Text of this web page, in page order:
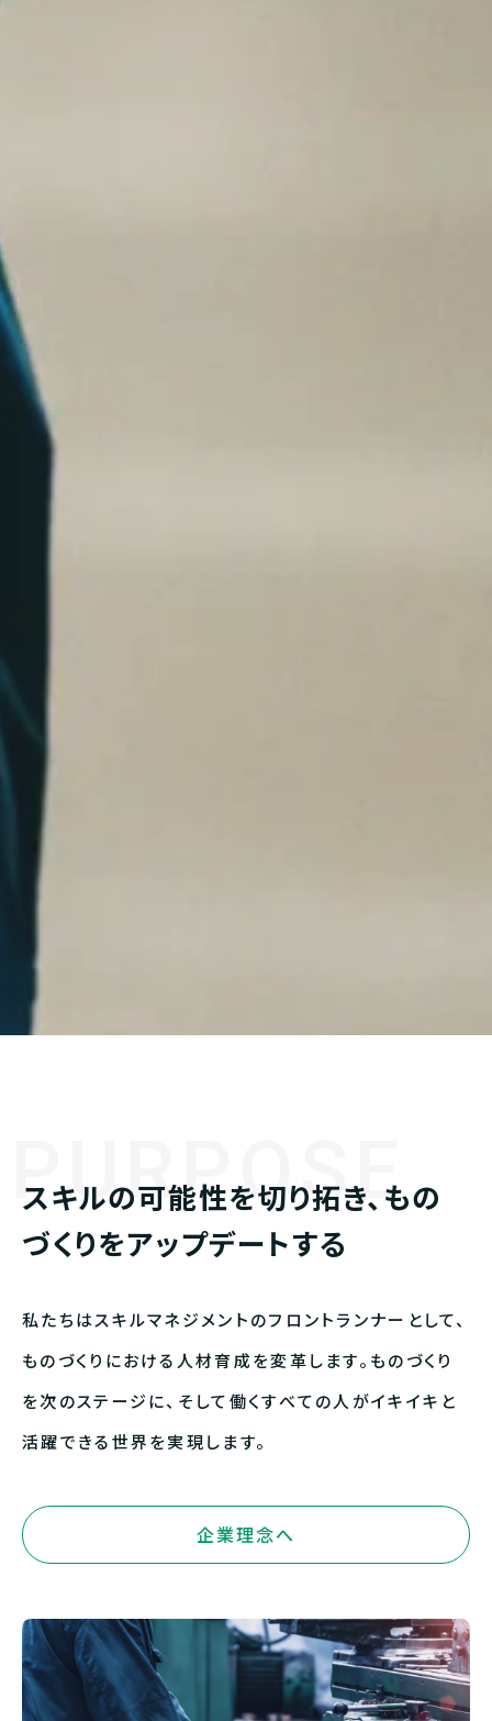
スキルの可能性を切り拓き、もの
づくりをアップデートする
PURPOSE
私たちはスキルマネジメントのフロントランナーとして、
ものづくりにおける人材育成を変革します。 ものづくり
を次のステージに、そして働くすべての人がイキイキと
活躍できる世界を実現します。
企業理念へ